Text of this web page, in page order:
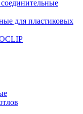
для пластиковых